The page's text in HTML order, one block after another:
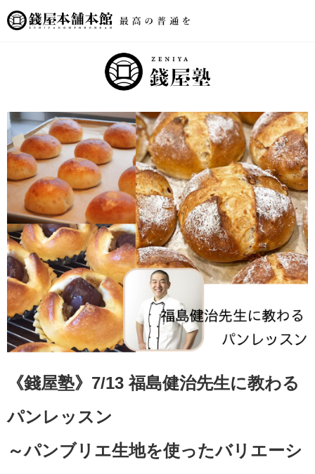
《錢屋塾》7/13 福島健治先生に教わる
パンレッスン
～パンブリエ生地を使ったバリエーシ